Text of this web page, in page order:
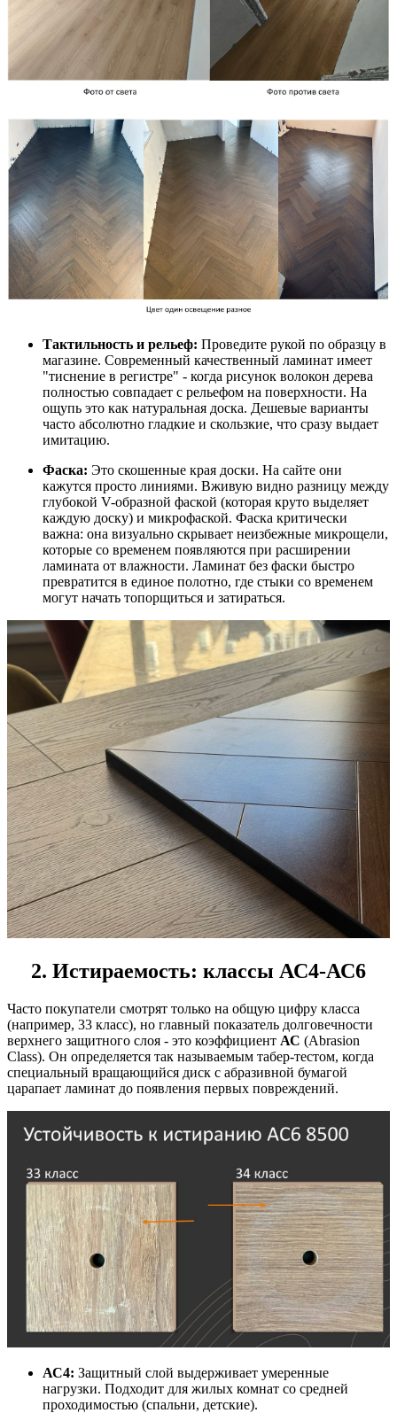
Тактильность и рельеф: Проведите рукой по образцу в
магазине. Современный качественный ламинат имеет
"тиснение в регистре" - когда рисунок волокон дерева
полностью совпадает с рельефом на поверхности. На
ощупь это как натуральная доска. Дешевые варианты
часто абсолютно гладкие и скользкие, что сразу выдает
имитацию.
Фаска: Это скошенные края доски. На сайте они
кажутся просто линиями. Вживую видно разницу между
глубокой V-образной фаской (которая круто выделяет
каждую доску) и микрофаской. Фаска критически
важна: она визуально скрывает неизбежные микрощели,
которые со временем появляются при расширении
ламината от влажности. Ламинат без фаски быстро
превратится в единое полотно, где стыки со временем
могут начать топорщиться и затираться.
2. Истираемость: классы АС4-АС6
Часто покупатели смотрят только на общую цифру класса
(например, 33 класс), но главный показатель долговечности
верхнего защитного слоя - это коэффициент АС (Abrasion
Class). Он определяется так называемым табер-тестом, когда
специальный вращающийся диск с абразивной бумагой
царапает ламинат до появления первых повреждений.
АС4: Защитный слой выдерживает умеренные
нагрузки. Подходит для жилых комнат со средней
проходимостью (спальни, детские).